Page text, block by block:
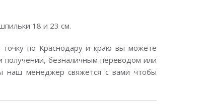
18 и 23 см.
по Краснодару и краю вы можете
получении, безналичным переводом или
наш менеджер свяжется с вами чтобы